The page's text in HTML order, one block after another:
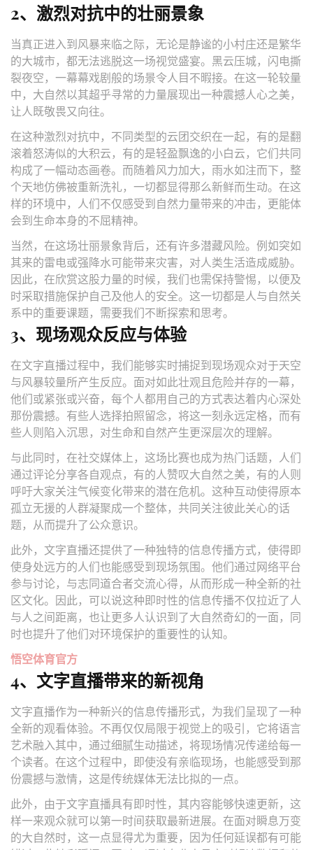
2、激烈对抗中的壮丽景象
当真正进入到风暴来临之际，无论是静谧的小村庄还是繁华
的大城市，都无法逃脱这一场视觉盛宴。黑云压城，闪电撕
裂夜空，一幕幕戏剧般的场景令人目不暇接。在这一轮较量
中，大自然以其超乎寻常的力量展现出一种震撼人心之美，
让人既敬畏又向往。
在这种激烈对抗中，不同类型的云团交织在一起，有的是翻
滚着怒涛似的大积云，有的是轻盈飘逸的小白云，它们共同
构成了一幅动态画卷。而随着风力加大，雨水如注而下，整
个天地仿佛被重新洗礼，一切都显得那么新鲜而生动。在这
样的环境中，人们不仅感受到自然力量带来的冲击，更能体
会到生命本身的不屈精神。
当然，在这场壮丽景象背后，还有许多潜藏风险。例如突如
其来的雷电或强降水可能带来灾害，对人类生活造成威胁。
因此，在欣赏这股力量的时候，我们也需保持警惕，以便及
时采取措施保护自己及他人的安全。这一切都是人与自然关
系中的重要课题，需要我们不断探索和思考。
3、现场观众反应与体验
在文字直播过程中，我们能够实时捕捉到现场观众对于天空
与风暴较量所产生反应。面对如此壮观且危险并存的一幕，
他们或紧张或兴奋，每个人都用自己的方式表达着内心深处
那份震撼。有些人选择拍照留念，将这一刻永远定格，而有
些人则陷入沉思，对生命和自然产生更深层次的理解。
与此同时，在社交媒体上，这场比赛也成为热门话题，人们
通过评论分享各自观点，有的人赞叹大自然之美，有的人则
呼吁大家关注气候变化带来的潜在危机。这种互动使得原本
孤立无援的人群凝聚成一个整体，共同关注彼此关心的话
题，从而提升了公众意识。
此外，文字直播还提供了一种独特的信息传播方式，使得即
使身处远方的人们也能感受到现场氛围。他们通过网络平台
参与讨论，与志同道合者交流心得，从而形成一种全新的社
区文化。因此，可以说这种即时性的信息传播不仅拉近了人
与人之间距离，也让更多人认识到了大自然奇幻的一面，同
时也提升了他们对环境保护的重要性的认知。
悟空体育官方
4、文字直播带来的新视角
文字直播作为一种新兴的信息传播形式，为我们呈现了一种
全新的观看体验。不再仅仅局限于视觉上的吸引，它将语言
艺术融入其中，通过细腻生动描述，将现场情况传递给每一
个读者。在这个过程中，即使没有亲临现场，也能感受到那
份震撼与激情，这是传统媒体无法比拟的一点。
此外，由于文字直播具有即时性，其内容能够快速更新，这
样一来观众就可以第一时间获取最新进展。在面对瞬息万变
的大自然时，这一点显得尤为重要，因为任何延误都有可能